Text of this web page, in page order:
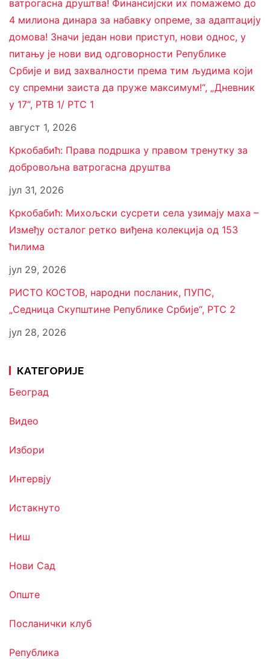
ватрогасна друштва! Финансијски их помажемо до
4 милиона динара за набавку опреме, за адаптацију
домова! Значи један нови приступ, нови однос, у
питању је нови вид одговорности Републике
Србије и вид захвалности према тим људима који
су спремни заиста да пруже максимум!“, „Дневник
у 17“, РТВ 1/ РТС 1
август 1, 2026
Кркобабић: Права подршка у правом тренутку за
добровољна ватрогасна друштва
јул 31, 2026
Кркобабић: Михољски сусрети села узимају маха –
Између осталог ретко виђена колекција од 153
ћилима
јул 29, 2026
РИСТО КОСТОВ, народни посланик, ПУПС,
„Седница Скупштине Републике Србије“, РТС 2
јул 28, 2026
КАТЕГОРИЈЕ
Београд
Видео
Избори
Интервју
Истакнуто
Ниш
Нови Сад
Опште
Посланички клуб
Република